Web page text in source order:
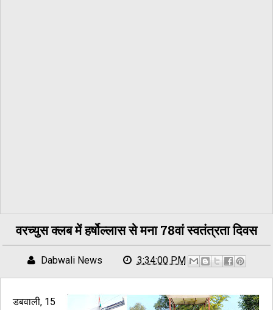
वरच्युस क्लब में हर्षोल्लास से मना 78वां स्वतंत्रता दिवस
Dabwali News 3:34:00 PM
डबवाली, 15